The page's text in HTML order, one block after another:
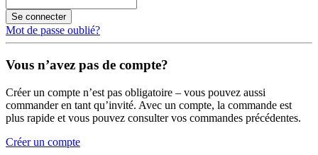
Se connecter
Mot de passe oublié?
Vous n’avez pas de compte?
Créer un compte n’est pas obligatoire – vous pouvez aussi
commander en tant qu’invité. Avec un compte, la commande est
plus rapide et vous pouvez consulter vos commandes précédentes.
Créer un compte